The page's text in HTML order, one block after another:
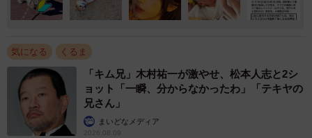
気になる くるま
「キム兄」木村祐一が激やせ、松本人志と2シ
ョット「一瞬、分からなかったわ」「テキヤの
兄さん」
まいどなメディア
2026.08.09